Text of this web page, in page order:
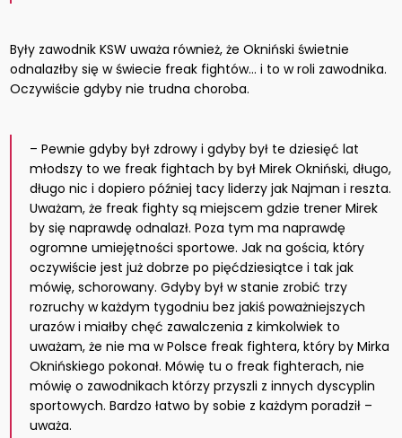
Były zawodnik KSW uważa również, że Okniński świetnie
odnalazłby się w świecie freak fightów… i to w roli zawodnika.
Oczywiście gdyby nie trudna choroba.
– Pewnie gdyby był zdrowy i gdyby był te dziesięć lat
młodszy to we freak fightach by był Mirek Okniński, długo,
długo nic i dopiero później tacy liderzy jak Najman i reszta.
Uważam, że freak fighty są miejscem gdzie trener Mirek
by się naprawdę odnalazł. Poza tym ma naprawdę
ogromne umiejętności sportowe. Jak na gościa, który
oczywiście jest już dobrze po pięćdziesiątce i tak jak
mówię, schorowany. Gdyby był w stanie zrobić trzy
rozruchy w każdym tygodniu bez jakiś poważniejszych
urazów i miałby chęć zawalczenia z kimkolwiek to
uważam, że nie ma w Polsce freak fightera, który by Mirka
Oknińskiego pokonał. Mówię tu o freak fighterach, nie
mówię o zawodnikach którzy przyszli z innych dyscyplin
sportowych. Bardzo łatwo by sobie z każdym poradził –
uważa.